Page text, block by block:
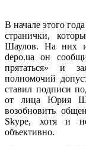
В начале этого
странички,
Шаулов. На них и
depo.ua он
прятаться» и
полномочий
ставил подписи
от лица Юрия
возобновить
Skype, хотя и
объективно.